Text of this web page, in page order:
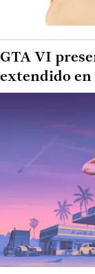
GTA VI
extendido